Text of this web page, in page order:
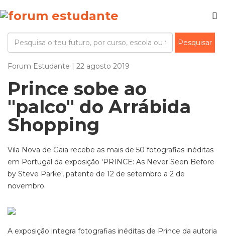
Forum Estudante | 22 agosto 2019
Prince sobe ao
"palco" do Arrábida
Shopping
Vila Nova de Gaia recebe as mais de 50 fotografias inéditas
em Portugal da exposição 'PRINCE: As Never Seen Before
by Steve Parke', patente de 12 de setembro a 2 de
novembro.
A exposição integra fotografias inéditas de Prince da autoria